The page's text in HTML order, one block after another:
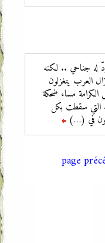
له جناحي .. لكنه
العرب يتغزلون
مساء ضحكة
التي سقطت بكل
في (…)
page